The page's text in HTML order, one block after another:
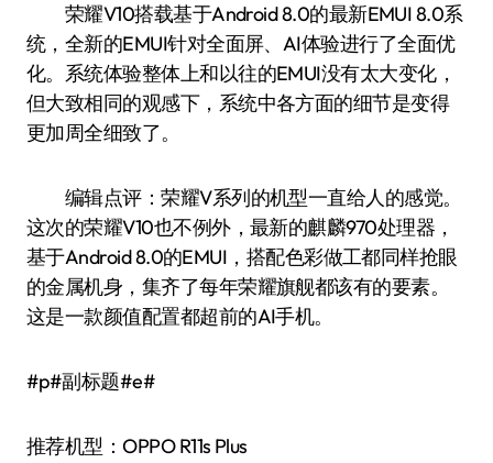
荣耀V10搭载基于Android 8.0的最新EMUI 8.0系
统，全新的EMUI针对全面屏、AI体验进行了全面优
化。系统体验整体上和以往的EMUI没有太大变化，
但大致相同的观感下，系统中各方面的细节是变得
更加周全细致了。
编辑点评：荣耀V系列的机型一直给人的感觉。
这次的荣耀V10也不例外，最新的麒麟970处理器，
基于Android 8.0的EMUI，搭配色彩做工都同样抢眼
的金属机身，集齐了每年荣耀旗舰都该有的要素。
这是一款颜值配置都超前的AI手机。
#p#副标题#e#
推荐机型：OPPO R11s Plus